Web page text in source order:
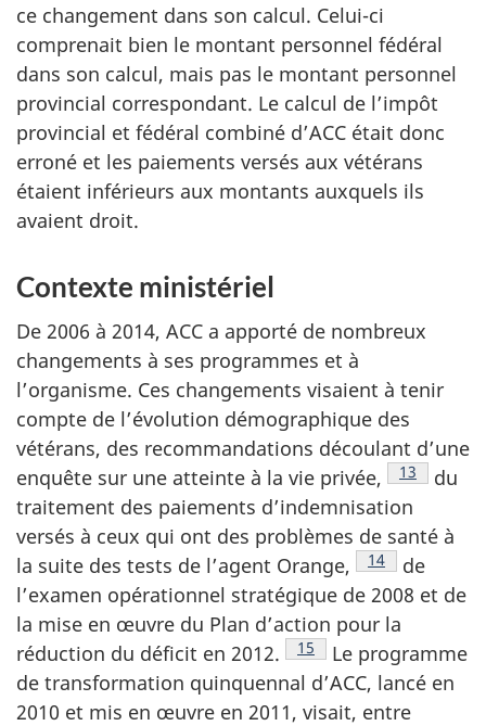
ce changement dans son calcul. Celui-ci
comprenait bien le montant personnel fédéral
dans son calcul, mais pas le montant personnel
provincial correspondant. Le calcul de l’impôt
provincial et fédéral combiné d’ACC était donc
erroné et les paiements versés aux vétérans
étaient inférieurs aux montants auxquels ils
avaient droit.
Contexte ministériel
De 2006 à 2014, ACC a apporté de nombreux
changements à ses programmes et à
l’organisme. Ces changements visaient à tenir
compte de l’évolution démographique des
vétérans, des recommandations découlant d’une
enquête sur une atteinte à la vie privée,
Voir la
13
du
traitement des paiements d’indemnisation
versés à ceux qui ont des problèmes de santé à
la suite des tests de l’agent Orange,
Voir la note en
14
de
l’examen opérationnel stratégique de 2008 et de
la mise en œuvre du Plan d’action pour la
réduction du déficit en 2012.
Voir la note en bas de
15
Le programme
de transformation quinquennal d’ACC, lancé en
2010 et mis en œuvre en 2011, visait, entre